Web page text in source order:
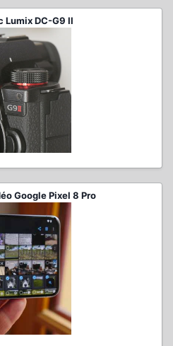
Lumix DC-G9 II
Google Pixel 8 Pro